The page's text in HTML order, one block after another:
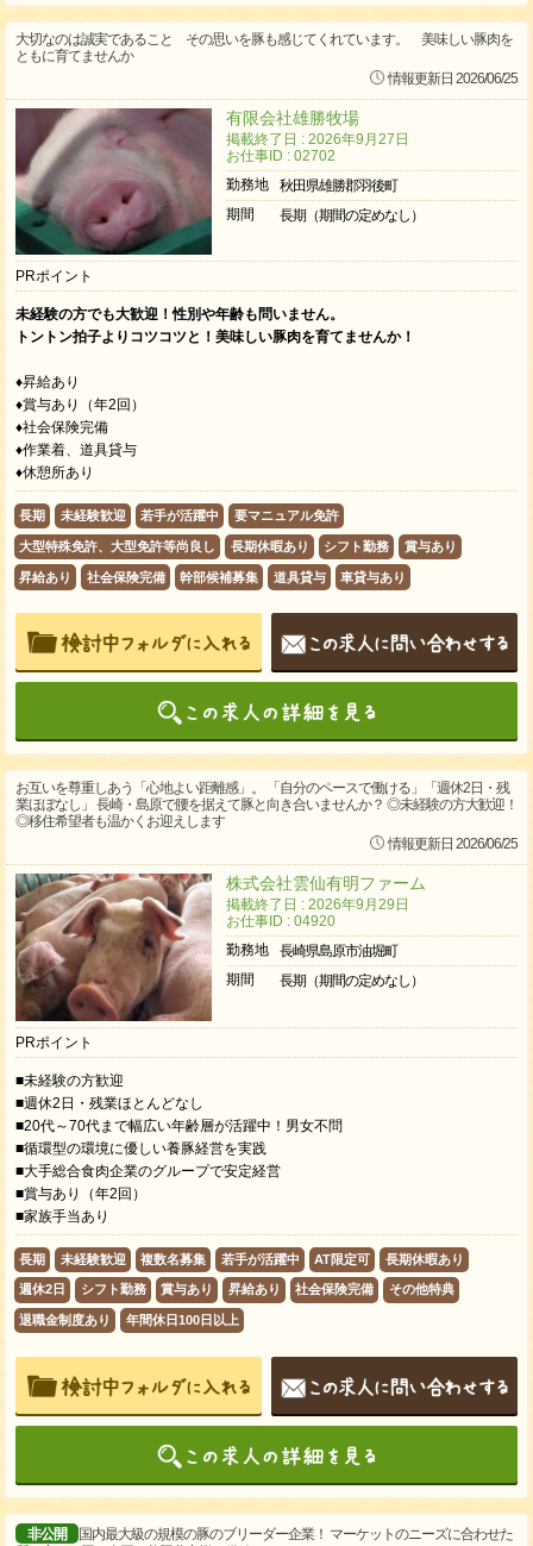
大切なのは誠実であること その思いを豚も感じてくれています。 美味しい豚肉を
ともに育てませんか
情報更新日 2026/06/25
有限会社雄勝牧場
掲載終了日 : 2026年9月27日
お仕事ID : 02702
勤務地
秋田県雄勝郡羽後町
期間
長期（期間の定めなし）
PRポイント
未経験の方でも大歓迎！性別や年齢も問いません。
トントン拍子よりコツコツと！美味しい豚肉を育てませんか！
♦昇給あり
♦賞与あり（年2回）
♦社会保険完備
♦作業着、道具貸与
♦休憩所あり
長期 未経験歓迎 若手が活躍中 要マニュアル免許
大型特殊免許、大型免許等尚良し 長期休暇あり シフト勤務 賞与あり
昇給あり 社会保険完備 幹部候補募集 道具貸与 車貸与あり
お互いを尊重しあう「心地よい距離感」。 「自分のペースで働ける」「週休2日・残
業ほぼなし」 長崎・島原で腰を据えて豚と向き合いませんか？ ◎未経験の方大歓迎！
◎移住希望者も温かくお迎えします
情報更新日 2026/06/25
株式会社雲仙有明ファーム
掲載終了日 : 2026年9月29日
お仕事ID : 04920
勤務地
長崎県島原市油堀町
期間
長期（期間の定めなし）
PRポイント
■未経験の方歓迎
■週休2日・残業ほとんどなし
■20代～70代まで幅広い年齢層が活躍中！男女不問
■循環型の環境に優しい養豚経営を実践
■大手総合食肉企業のグループで安定経営
■賞与あり（年2回）
■家族手当あり
長期 未経験歓迎 複数名募集 若手が活躍中 AT限定可 長期休暇あり
週休2日 シフト勤務 賞与あり 昇給あり 社会保険完備 その他特典
退職金制度あり 年間休日100日以上
非公開
国内最大級の規模の豚のブリーダー企業！ マーケットのニーズに合わせた